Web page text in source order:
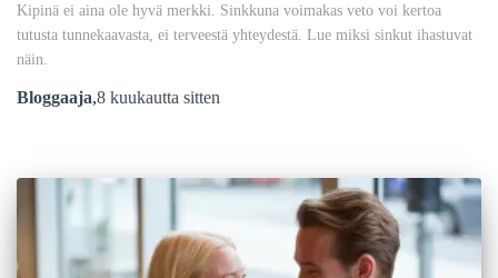
Kipinä ei aina ole hyvä merkki. Sinkkuna voimakas veto voi kertoa
tutusta tunnekaavasta, ei terveestä yhteydestä. Lue miksi sinkut ihastuvat
näin.
Bloggaaja,8 kuukautta sitten